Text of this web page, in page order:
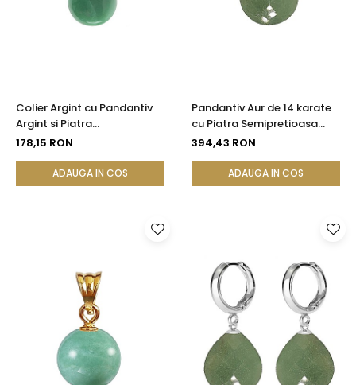
Seturi Perle cu Argint
Brățări cu Perle
Colier Argint cu Pandantiv
Argint si Piatra
Semipretioasa Naturala de
178,15 RON
ADAUGA IN COS
Pandantiv Aur de 14 karate
cu Piatra Semipretioasa
Naturala de Aventurin
394,43 RON
ADAUGA IN COS